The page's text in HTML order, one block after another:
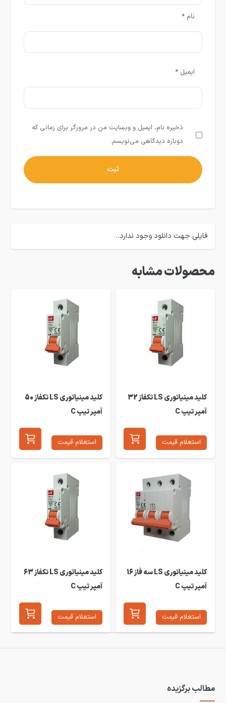
نام*
ایمیل*
ذخیره نام، ایمیل و وبسایت من در مرورگر برای زمانی که
دوباره دیدگاهی می‌نویسم.
فایلی جهت دانلود وجود ندارد..
محصولات مشابه
کلید مینیاتوری LS تکفاز 32
آمپر تیپ C
استعلام قیمت
کلید مینیاتوری LS تکفاز 50
آمپر تیپ C
استعلام قیمت
کلید مینیاتوری LS سه فاز 16
آمپر تیپ C
استعلام قیمت
کلید مینیاتوری LS تکفاز 63
آمپر تیپ C
استعلام قیمت
مطالب برگزیده